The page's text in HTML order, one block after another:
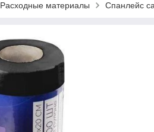
Расходные материалы Спанлейс